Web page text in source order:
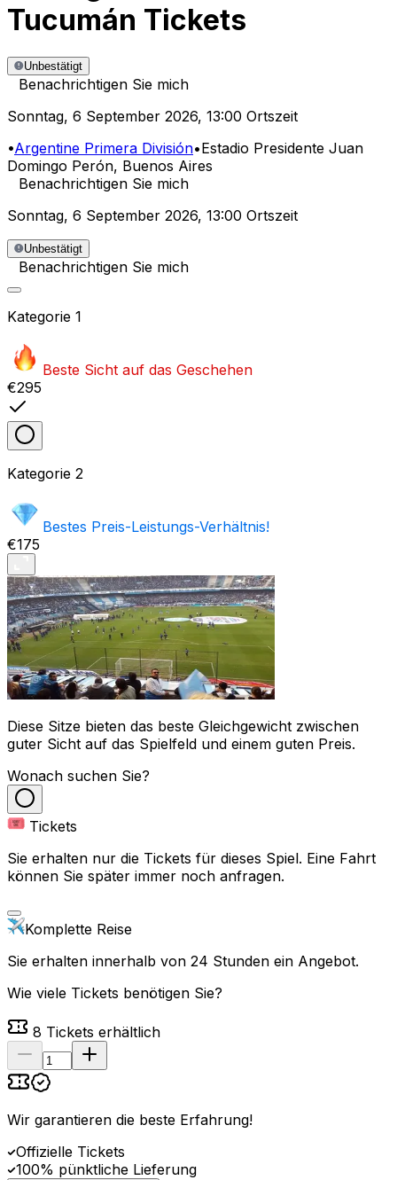
Tucumán Tickets
Unbestätigt
Benachrichtigen Sie mich
Sonntag, 6 September 2026, 13:00 Ortszeit
•Argentine Primera División•Estadio Presidente Juan
Domingo Perón, Buenos Aires
Benachrichtigen Sie mich
Sonntag, 6 September 2026, 13:00 Ortszeit
Unbestätigt
Benachrichtigen Sie mich
Kategorie 1
Beste Sicht auf das Geschehen
€295
Kategorie 2
Bestes Preis-Leistungs-Verhältnis!
€175
Diese Sitze bieten das beste Gleichgewicht zwischen
guter Sicht auf das Spielfeld und einem guten Preis.
Wonach suchen Sie?
Tickets
Sie erhalten nur die Tickets für dieses Spiel. Eine Fahrt
können Sie später immer noch anfragen.
Komplette Reise
Sie erhalten innerhalb von 24 Stunden ein Angebot.
Wie viele Tickets benötigen Sie?
8 Tickets erhältlich
Wir garantieren die beste Erfahrung!
Offizielle Tickets
100% pünktliche Lieferung